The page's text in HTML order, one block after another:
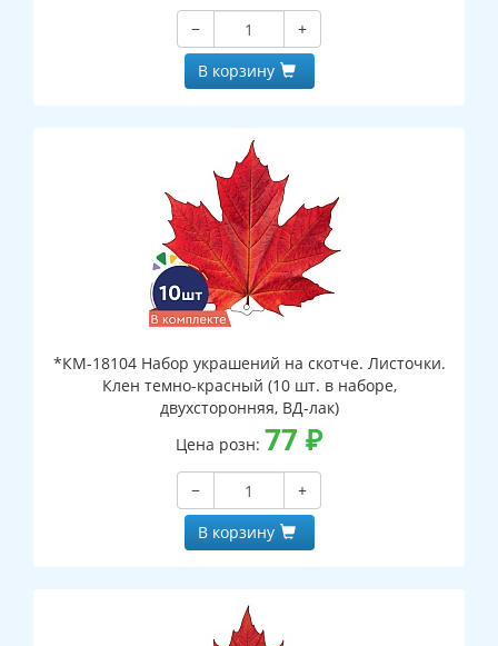
−
+
В корзину
*КМ-18104 Набор украшений на скотче. Листочки.
Клен темно-красный (10 шт. в наборе,
двухсторонняя, ВД-лак)
Цена розн: 77 ₽
−
+
В корзину